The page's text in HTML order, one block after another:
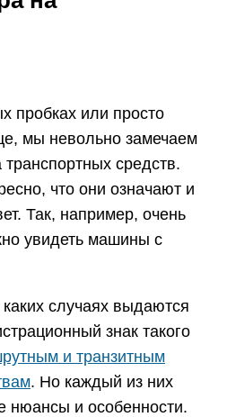
пробках или просто
мы невольно замечаем
средств.
что они означают и
Так, например, очень
увидеть машины с
случаях выдаются
знак такого
и транзитным
. Но каждый из них
нюансы и особенности.